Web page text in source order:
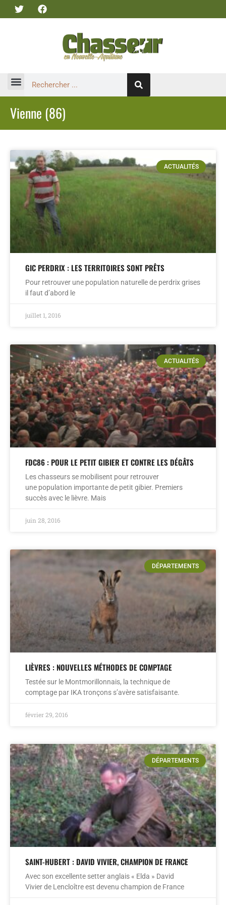
Vienne (86)
ACTUALITÉS
GIC PERDRIX : LES TERRITOIRES SONT PRÊTS
Pour retrouver une population naturelle de perdrix grises
il faut d’abord le
juillet 1, 2016
ACTUALITÉS
FDC86 : POUR LE PETIT GIBIER ET CONTRE LES DÉGÂTS
Les chasseurs se mobilisent pour retrouver
une population importante de petit gibier. Premiers
succès avec le lièvre. Mais
juin 28, 2016
DÉPARTEMENTS
LIÈVRES : NOUVELLES MÉTHODES DE COMPTAGE
Testée sur le Montmorillonnais, la technique de
comptage par IKA tronçons s’avère satisfaisante.
février 29, 2016
DÉPARTEMENTS
SAINT-HUBERT : DAVID VIVIER, CHAMPION DE FRANCE
Avec son excellente setter anglais « Elda » David
Vivier de Lencloître est devenu champion de France